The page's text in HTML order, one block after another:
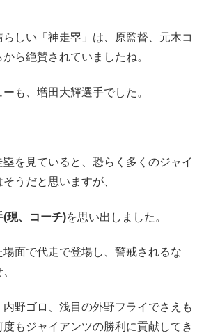
しい「神走塁」は、原監督、元木コ
ら絶賛されていましたね。
も、増田大輝選手でした。
を見ていると、恐らく多くのジャイ
うだと思いますが、
(現、コーチ)を思い出しました。
面で代走で登場し、警戒されるな
内野ゴロ、浅目の外野フライでさえも
もジャイアンツの勝利に貢献してき